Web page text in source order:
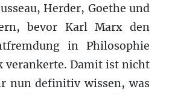
Herder, Goethe und
bevor Karl Marx den
in Philosophie
verankerte. Damit ist nicht
nun definitiv wissen, was